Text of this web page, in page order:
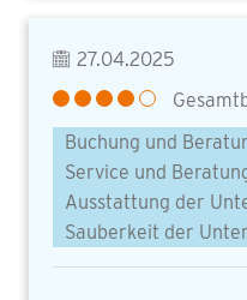
27.04.2025
Buchung und
Service und
Ausstattung der
Sauberkeit der